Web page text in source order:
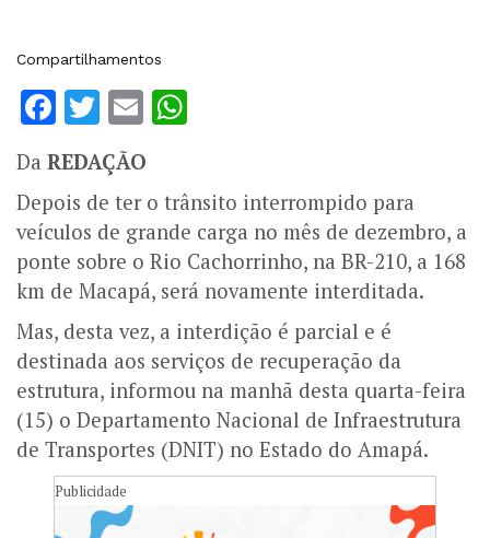
Compartilhamentos
Facebook
Twitter
Email
Da REDAÇÃO
Depois de ter o trânsito interrompido para
veículos de grande carga no mês de dezembro, a
ponte sobre o Rio Cachorrinho, na BR-210, a 168
km de Macapá, será novamente interditada.
Mas, desta vez, a interdição é parcial e é
destinada aos serviços de recuperação da
estrutura, informou na manhã desta quarta-feira
(15) o Departamento Nacional de Infraestrutura
de Transportes (DNIT) no Estado do Amapá.
Publicidade